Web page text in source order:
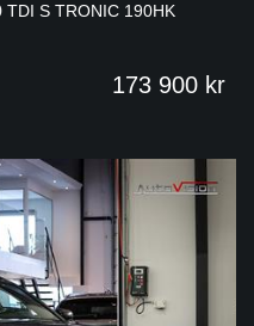
TDI S TRONIC 190HK
173 900 kr